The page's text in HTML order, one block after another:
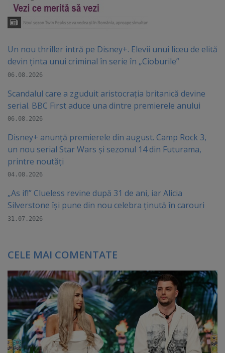
Un nou thriller intră pe Disney+. Elevii unui liceu de elită
devin ținta unui criminal în serie în „Cioburile”
06.08.2026
Scandalul care a zguduit aristocrația britanică devine
serial. BBC First aduce una dintre premierele anului
06.08.2026
Disney+ anunță premierele din august. Camp Rock 3,
un nou serial Star Wars și sezonul 14 din Futurama,
printre noutăți
04.08.2026
„As if!” Clueless revine după 31 de ani, iar Alicia
Silverstone își pune din nou celebra ținută în carouri
31.07.2026
CELE MAI COMENTATE